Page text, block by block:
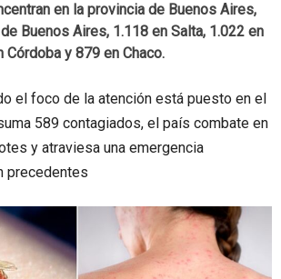
en la provincia de Buenos Aires,
Buenos Aires, 1.118 en Salta, 1.022 en
Córdoba y 879 en Chaco.
el foco de la atención está puesto en el
589 contagiados, el país combate en
y atraviesa una emergencia
precedentes